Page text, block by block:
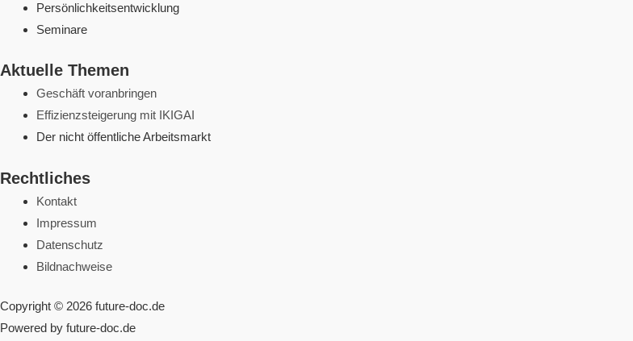
Persönlichkeitsentwicklung
Seminare
Aktuelle Themen
Geschäft voranbringen
Effizienzsteigerung mit IKIGAI
Der nicht öffentliche Arbeitsmarkt
Rechtliches
Kontakt
Impressum
Datenschutz
Bildnachweise
Copyright © 2026 future-doc.de
Powered by future-doc.de